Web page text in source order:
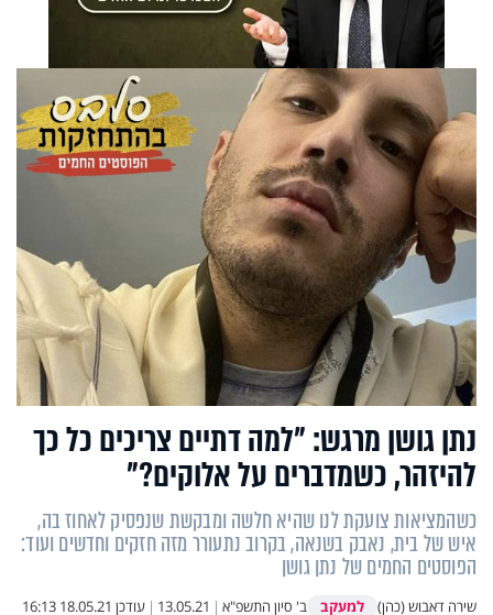
נתן גושן מרגש: "למה דתיים צריכים כל כך
להיזהר, כשמדברים על אלוקים?"
כשהמציאות צועקת לנו שהיא חלשה ומבקשת שנפסיק לאחוז בה,
איש של בית, נאבק בשנאה, בקרוב נתעורר מזה חזקים וחדשים ועוד:
הפוסטים החמים של נתן גושן
שירה דאבוש (כהן) למעקב ב' סיון התשפ"א |
13.05.21
| עודכן 18.05.21 16:13